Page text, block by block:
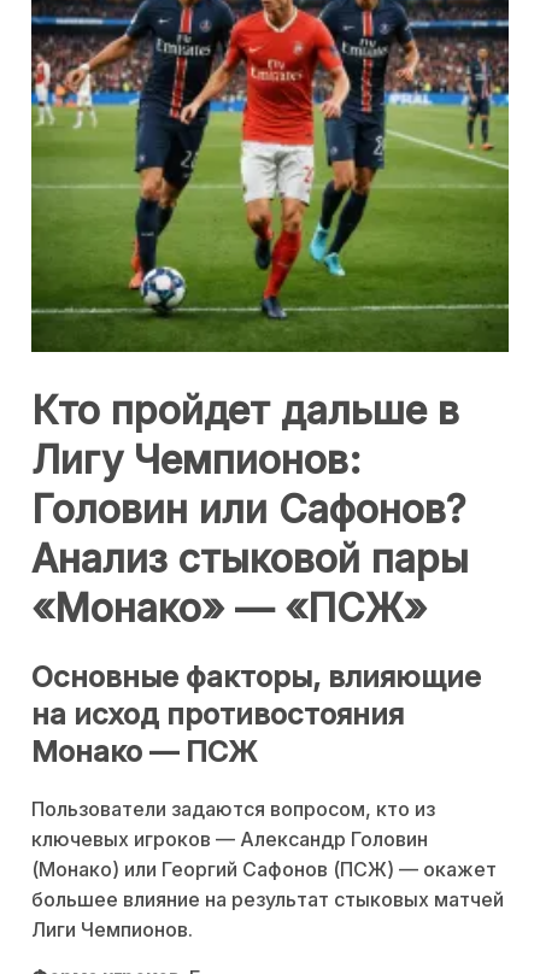
Кто пройдет дальше в
Лигу Чемпионов:
Головин или Сафонов?
Анализ стыковой пары
«Монако» — «ПСЖ»
Основные факторы, влияющие
на исход противостояния
Монако — ПСЖ
Пользователи задаются вопросом, кто из
ключевых игроков — Александр Головин
(Монако) или Георгий Сафонов (ПСЖ) — окажет
большее влияние на результат стыковых матчей
Лиги Чемпионов.